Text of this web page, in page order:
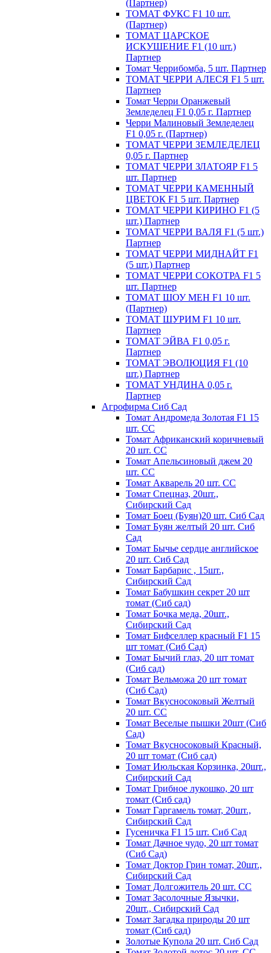
(Партнер)
ТОМАТ ФУКС F1 10 шт.
(Партнер)
ТОМАТ ЦАРСКОЕ
ИСКУШЕНИЕ F1 (10 шт.)
Партнер
Томат Черрибомба, 5 шт. Партнер
ТОМАТ ЧЕРРИ АЛЕСЯ F1 5 шт.
Партнер
Томат Черри Оранжевый
Земледелец F1 0,05 г. Партнер
Черри Малиновый Земледелец
F1 0,05 г. (Партнер)
ТОМАТ ЧЕРРИ ЗЕМЛЕДЕЛЕЦ
0,05 г. Партнер
ТОМАТ ЧЕРРИ ЗЛАТОЯР F1 5
шт. Партнер
ТОМАТ ЧЕРРИ КАМЕННЫЙ
ЦВЕТОК F1 5 шт. Партнер
ТОМАТ ЧЕРРИ КИРИНО F1 (5
шт.) Партнер
ТОМАТ ЧЕРРИ ВАЛЯ F1 (5 шт.)
Партнер
ТОМАТ ЧЕРРИ МИДНАЙТ F1
(5 шт.) Партнер
ТОМАТ ЧЕРРИ СОКОТРА F1 5
шт. Партнер
ТОМАТ ШОУ МЕН F1 10 шт.
(Партнер)
ТОМАТ ШУРИМ F1 10 шт.
Партнер
ТОМАТ ЭЙВА F1 0,05 г.
Партнер
ТОМАТ ЭВОЛЮЦИЯ F1 (10
шт.) Партнер
ТОМАТ УНДИНА 0,05 г.
Партнер
Агрофирма Сиб Сад
Томат Андромеда Золотая F1 15
шт. СС
Томат Африканский коричневый
20 шт. СС
Томат Апельсиновый джем 20
шт. СС
Томат Акварель 20 шт. СС
Томат Спецназ, 20шт.,
Сибирский Сад
Томат Боец (Буян)20 шт. Сиб Сад
Томат Бyян жeлтый 20 шт. Сиб
Сaд
Томат Бычьe cepдцe aнглийcкoe
20 шт. Сиб Сaд
Томат Барбарис , 15шт.,
Сибирский Сад
Томат Бабушкин секрет 20 шт
томат (Сиб сад)
Томат Бочка меда, 20шт.,
Сибирский Сад
Томат Бифселлер красный F1 15
шт томат (Сиб Сад)
Томат Бычий глаз, 20 шт томат
(Сиб сад)
Томат Вельможа 20 шт томат
(Сиб Сад)
Томат Вкусносоковый Желтый
20 шт. СС
Томат Веселые пышки 20шт (Сиб
Сад)
Томат Вкусносоковый Красный,
20 шт томат (Сиб сад)
Томат Июльская Корзинка, 20шт.,
Сибирский Сад
Томат Грибное лукошко, 20 шт
томат (Сиб сад)
Томат Гаргамель томат, 20шт.,
Сибирский Сад
Гусеничка F1 15 шт. Сиб Сад
Томат Дачное чудо, 20 шт томат
(Сиб Сад)
Томат Доктор Грин томат, 20шт.,
Сибирский Сад
Томат Долгожитель 20 шт. СС
Томат Засолочные Язычки,
20шт., Сибирский Сад
Томат Загадка природы 20 шт
томат (Сиб сад)
Золотые Купола 20 шт. Сиб Сад